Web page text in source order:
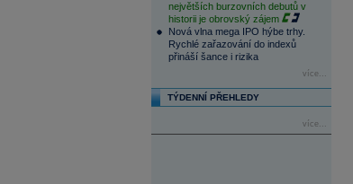
největších burzovních debutů v
historii je obrovský zájem
Nová vlna mega IPO hýbe trhy.
Rychlé zařazování do indexů
přináší šance i rizika
více...
TÝDENNÍ PŘEHLEDY
více...